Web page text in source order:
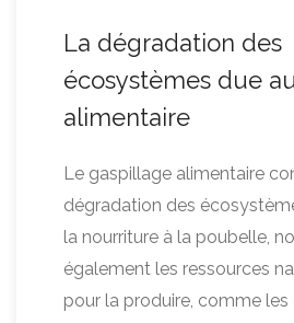
La dégradation des
écosystèmes due
alimentaire
Le gaspillage alimentaire
dégradation des
la nourriture à la poubelle,
également les ressources
pour la produire, comme les